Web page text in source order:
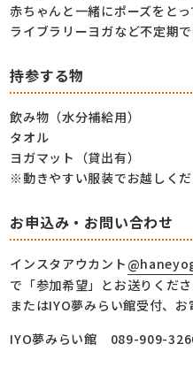
赤ちゃんと一緒にポーズをと
ライブラリーヨガなど不定期で
持参する物
飲み物（水分補給用）
タオル
ヨガマット（貸出有）
※動きやすい服装でお越しくだ
お申込み・お問い合わせ
インスタアウカント
で「参加希望」とお送りくださ
またはIYO夢みらい館受付、お
IYO夢みらい館 089-909-